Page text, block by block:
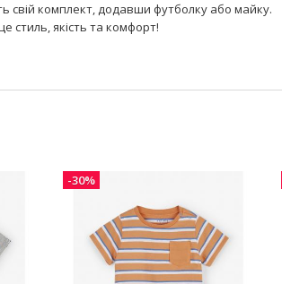
свій комплект, додавши футболку або майку.
стиль, якість та комфорт!
-30%